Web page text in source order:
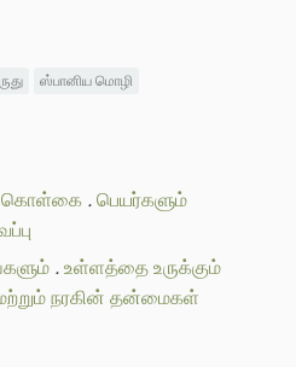
ஸ்பானிய மொழி
கொள்கை.பெயர்களும்
.உள்ளத்தை உருக்கும்
நரகின் தன்மைகள்